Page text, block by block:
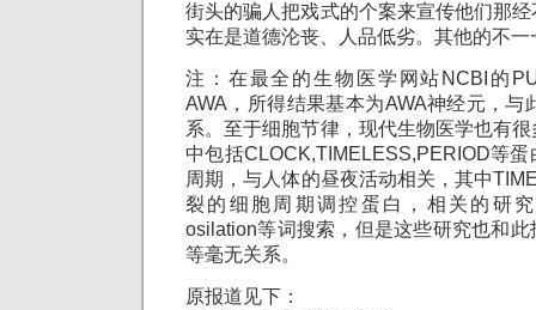
街头的骗人把戏式的个案来宣传他们那
实在是道德沦丧、人品低劣。其他的不一
注：在最全的生物医学网站NCBI的
AWA，所得结果基本为AWA神经元，与
系。至于细胞节律，现代生物医学也有
中包括CLOCK,TIMELESS,PERIOD等
周期，与人体的昼夜活动相关，其中
裂的细胞周期调控蛋白，相关的研
osilation等词搜索，但是这些研究也和
等毫无关系。
原报道见下：